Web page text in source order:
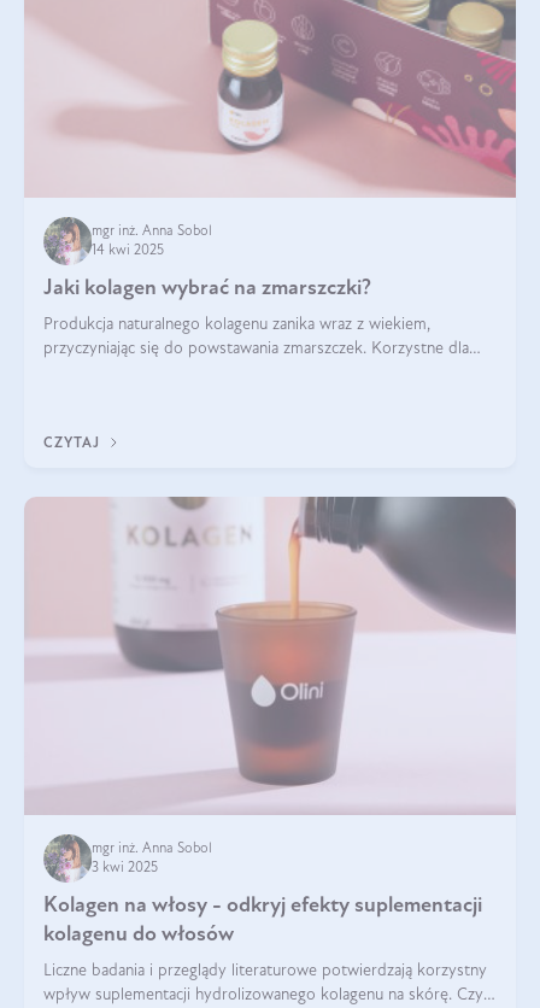
mgr inż. Anna Sobol
14 kwi 2025
Jaki kolagen wybrać na zmarszczki?
Produkcja naturalnego kolagenu zanika wraz z wiekiem,
przyczyniając się do powstawania zmarszczek. Korzystne dla
CZYTAJ
mgr inż. Anna Sobol
3 kwi 2025
Kolagen na włosy - odkryj efekty suplementacji
kolagenu do włosów
Liczne badania i przeglądy literaturowe potwierdzają korzystny
wpływ suplementacji hydrolizowanego kolagenu na skórę. Czy